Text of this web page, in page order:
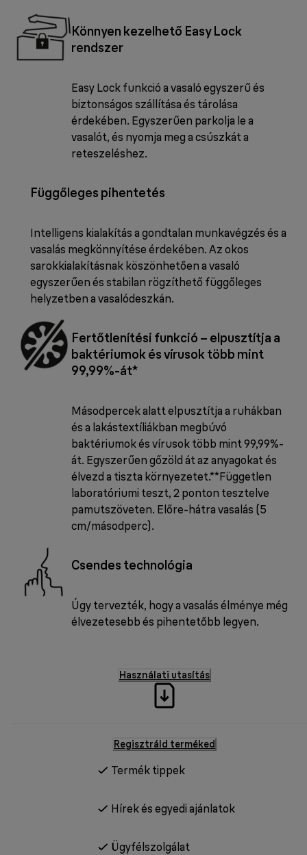
Könnyen kezelhető Easy Lock
rendszer
Easy Lock funkció a vasaló egyszerű és
biztonságos szállítása és tárolása
érdekében. Egyszerűen parkolja le a
vasalót, és nyomja meg a csúszkát a
reteszeléshez.
Függőleges pihentetés
Intelligens kialakítás a gondtalan munkavégzés és a
vasalás megkönnyítése érdekében. Az okos
sarokkialakításnak köszönhetően a vasaló
egyszerűen és stabilan rögzíthető függőleges
helyzetben a vasalódeszkán.
Fertőtlenítési funkció – elpusztítja a
baktériumok és vírusok több mint
99,99%-át*
Másodpercek alatt elpusztítja a ruhákban
és a lakástextíliákban megbúvó
baktériumok és vírusok több mint 99,99%-
át. Egyszerűen gőzöld át az anyagokat és
élvezd a tiszta környezetet.**Független
laboratóriumi teszt, 2 ponton tesztelve
pamutszöveten. Előre-hátra vasalás (5
cm/másodperc).
Csendes technológia
Úgy tervezték, hogy a vasalás élménye még
élvezetesebb és pihentetőbb legyen.
Használati utasítás
Regisztráld terméked
Termék tippek
Hírek és egyedi ajánlatok
Ügyfélszolgálat